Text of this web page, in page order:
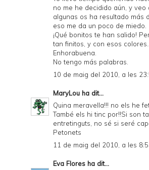
no me he decidido aún, y veo
algunas os ha resultado más
eso me da un poco de miedo.
¡Qué bonitos te han salido!
tan finitos, y con esos
Enhorabuena.
No tengo más palabras.
10 de maig del 2010, a les
MaryLou ha dit...
Quina meravella!!! no els he
També els hi tinc por!!Si son
entretinguts, no sé si seré
Petonets
11 de maig del 2010, a les
Eva Flores ha dit...